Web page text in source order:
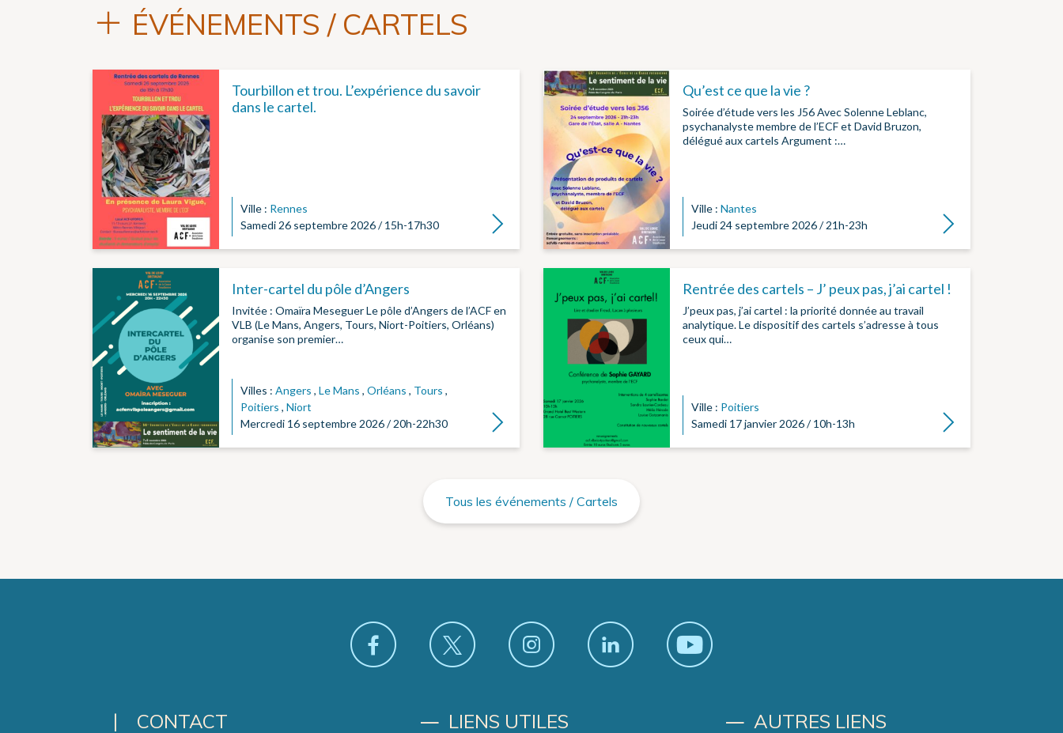
ÉVÉNEMENTS / CARTELS
Tourbillon et trou. L’expérience du savoir
dans le cartel.
Ville : Rennes
Samedi 26 septembre 2026 / 15h-17h30
Lire la suite
Qu’est ce que la vie ?
Soirée d’étude vers les J56 Avec Solenne Leblanc,
psychanalyste membre de l’ECF et David Bruzon,
délégué aux cartels Argument :…
Ville : Nantes
Jeudi 24 septembre 2026 / 21h-23h
Lire la suite
Inter-cartel du pôle d’Angers
Invitée : Omaïra Meseguer Le pôle d’Angers de l’ACF en
VLB (Le Mans, Angers, Tours, Niort-Poitiers, Orléans)
organise son premier…
Villes : Angers , Le Mans , Orléans , Tours ,
Poitiers , Niort
Mercredi 16 septembre 2026 / 20h-22h30
Lire la suite
Rentrée des cartels – J’ peux pas, j’ai cartel !
J’peux pas, j’ai cartel : la priorité donnée au travail
analytique. Le dispositif des cartels s’adresse à tous
ceux qui…
Ville : Poitiers
Samedi 17 janvier 2026 / 10h-13h
Lire la suite
Tous les événements / Cartels
CONTACT LIENS UTILES AUTRES LIENS